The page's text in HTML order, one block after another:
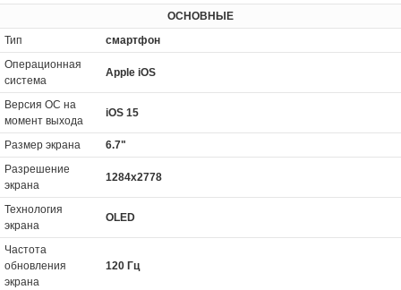
ОСНОВНЫЕ
Тип
смартфон
Операционная
система
Apple iOS
Версия ОС на
момент выхода
iOS 15
Размер экрана
6.7"
Разрешение
экрана
1284x2778
Технология
экрана
OLED
Частота
обновления
экрана
120 Гц